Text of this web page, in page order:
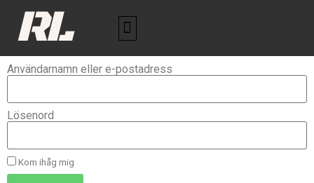
RL
Användarnamn eller e-postadress
Lösenord
Kom ihåg mig